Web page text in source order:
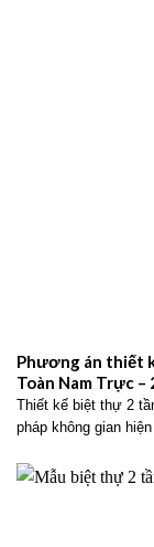
Phương án thiết
Toàn Nam Trực
Thiết kế biệt thự 2
pháp không gian hiện